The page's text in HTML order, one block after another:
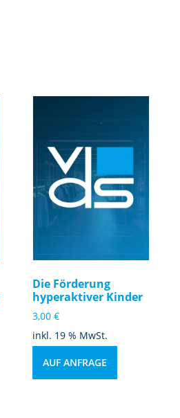
Die Förderung
hyperaktiver Kinder
3,00€
inkl. 19 % MwSt.
AUF ANFRAGE